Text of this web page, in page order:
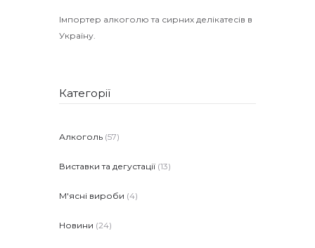
Імпортер алкоголю та сирних делікатесів в
Україну.
Категорії
Алкоголь (57)
Виставки та дегустації (13)
М'ясні вироби (4)
Новини (24)